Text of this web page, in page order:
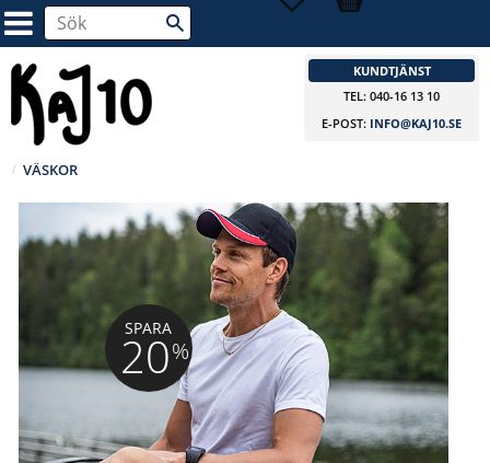
KUNDTJÄNST
TEL: 040-16 13 10
E-POST: INFO@KAJ10.SE
VÄSKOR
SPARA
20%